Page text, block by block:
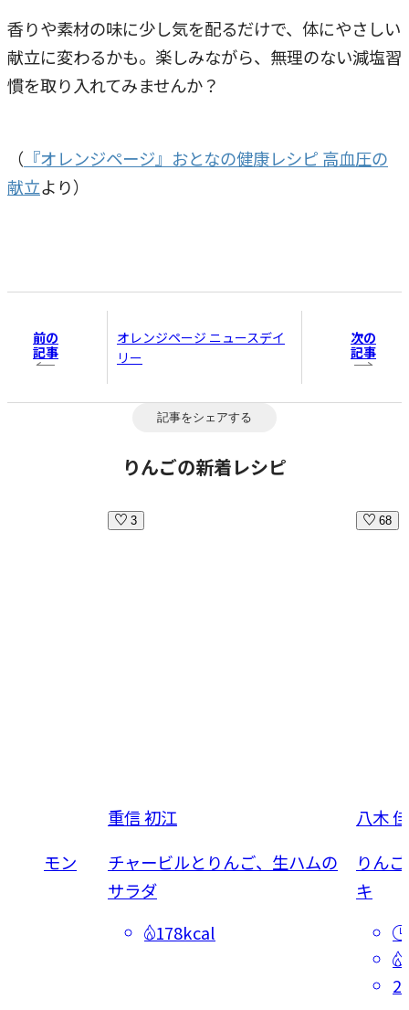
香りや素材の味に少し気を配るだけで、体にやさしい
献立に変わるかも。楽しみながら、無理のない減塩習
慣を取り入れてみませんか？
（ 『オレンジページ』おとなの健康レシピ 高血圧の
献立より​）
前の
記事
オレンジページ ニュースデイ
リー
次の
記事
記事をシェアする
りんごの新着レシピ
シナモン
3
重信 初江
チャービルとりんご、生ハムの
サラダ
178kcal
68
八木
りん
キ